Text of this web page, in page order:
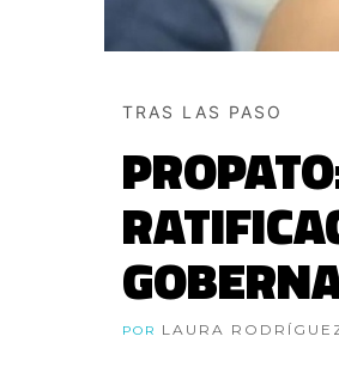
TRAS LAS PASO
POR LAURA